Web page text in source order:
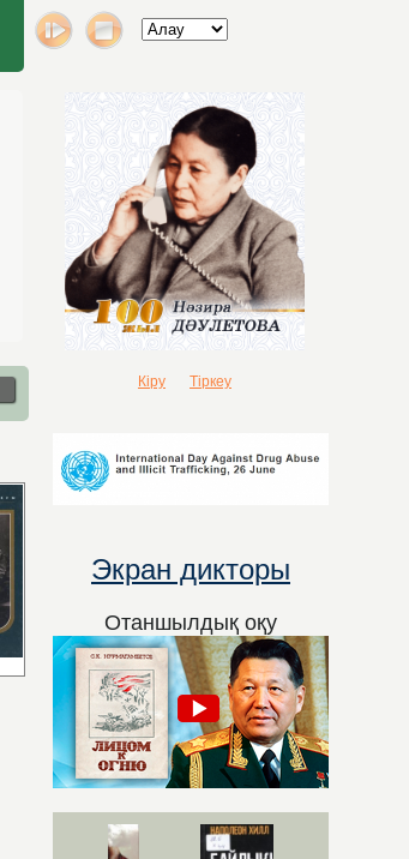
Кіру Тіркеу
Экран дикторы
Отаншылдық оқу